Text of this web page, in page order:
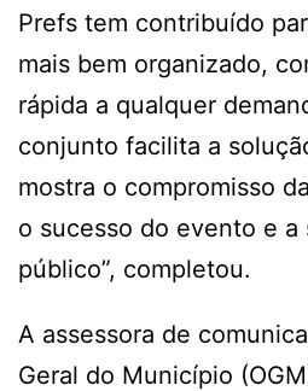
Prefs tem contribuído
mais bem organizado,
rápida a qualquer
conjunto facilita a
mostra o compromisso
o sucesso do evento e a
público”, completou.
A assessora de
Geral do Município